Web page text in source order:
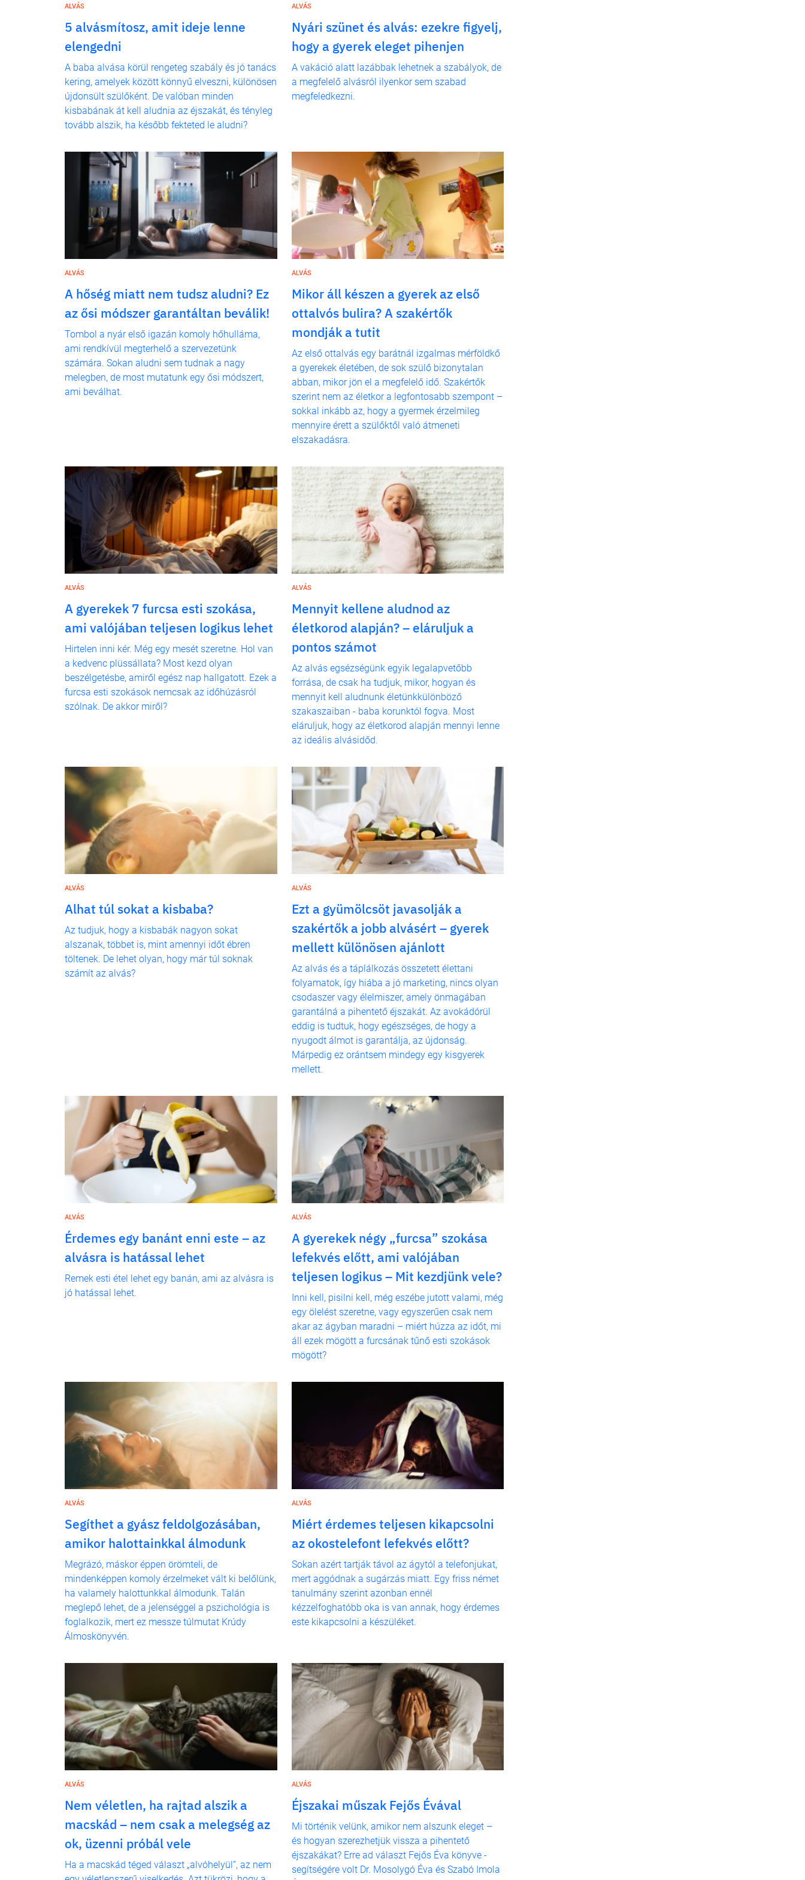
ALVÁS
5 alvásmítosz, amit ideje lenne
elengedni
A baba alvása körül rengeteg szabály és jó tanács
kering, amelyek között könnyű elveszni, különösen
újdonsült szülőként. De valóban minden
kisbabának át kell aludnia az éjszakát, és tényleg
tovább alszik, ha később fekteted le aludni?
ALVÁS
Nyári szünet és alvás: ezekre figyelj,
hogy a gyerek eleget pihenjen
A vakáció alatt lazábbak lehetnek a szabályok, de
a megfelelő alvásról ilyenkor sem szabad
megfeledkezni.
ALVÁS
A hőség miatt nem tudsz aludni? Ez
az ősi módszer garantáltan beválik!
Tombol a nyár első igazán komoly hőhulláma,
ami rendkívül megterhelő a szervezetünk
számára. Sokan aludni sem tudnak a nagy
melegben, de most mutatunk egy ősi módszert,
ami beválhat.
ALVÁS
Mikor áll készen a gyerek az első
ottalvós bulira? A szakértők
mondják a tutit
Az első ottalvás egy barátnál izgalmas mérföldkő
a gyerekek életében, de sok szülő bizonytalan
abban, mikor jön el a megfelelő idő. Szakértők
szerint nem az életkor a legfontosabb szempont –
sokkal inkább az, hogy a gyermek érzelmileg
mennyire érett a szülőktől való átmeneti
elszakadásra.
ALVÁS
A gyerekek 7 furcsa esti szokása,
ami valójában teljesen logikus lehet
Hirtelen inni kér. Még egy mesét szeretne. Hol van
a kedvenc plüssállata? Most kezd olyan
beszélgetésbe, amiről egész nap hallgatott. Ezek a
furcsa esti szokások nemcsak az időhúzásról
szólnak. De akkor miről?
ALVÁS
Mennyit kellene aludnod az
életkorod alapján? – eláruljuk a
pontos számot
Az alvás egsézségünk egyik legalapvetőbb
forrása, de csak ha tudjuk, mikor, hogyan és
mennyit kell aludnunk életünkkülönböző
szakaszaiban - baba korunktól fogva. Most
eláruljuk, hogy az életkorod alapján mennyi lenne
az ideális alvásidőd.
ALVÁS
Alhat túl sokat a kisbaba?
Az tudjuk, hogy a kisbabák nagyon sokat
alszanak, többet is, mint amennyi időt ébren
töltenek. De lehet olyan, hogy már túl soknak
számít az alvás?
ALVÁS
Ezt a gyümölcsöt javasolják a
szakértők a jobb alvásért – gyerek
mellett különösen ajánlott
Az alvás és a táplálkozás összetett élettani
folyamatok, így hiába a jó marketing, nincs olyan
csodaszer vagy élelmiszer, amely önmagában
garantálná a pihentető éjszakát. Az avokádórül
eddig is tudtuk, hogy egészséges, de hogy a
nyugodt álmot is garantálja, az újdonság.
Márpedig ez orántsem mindegy egy kisgyerek
mellett.
ALVÁS
Érdemes egy banánt enni este – az
alvásra is hatással lehet
Remek esti étel lehet egy banán, ami az alvásra is
jó hatással lehet.
ALVÁS
A gyerekek négy „furcsa” szokása
lefekvés előtt, ami valójában
teljesen logikus – Mit kezdjünk vele?
Inni kell, pisilni kell, még eszébe jutott valami, még
egy ölelést szeretne, vagy egyszerűen csak nem
akar az ágyban maradni – miért húzza az időt, mi
áll ezek mögött a furcsának tűnő esti szokások
mögött?
ALVÁS
Segíthet a gyász feldolgozásában,
amikor halottainkkal álmodunk
Megrázó, máskor éppen örömteli, de
mindenképpen komoly érzelmeket vált ki belőlünk,
ha valamely halottunkkal álmodunk. Talán
meglepő lehet, de a jelenséggel a pszichológia is
foglalkozik, mert ez messze túlmutat Krúdy
Álmoskönyvén.
ALVÁS
Miért érdemes teljesen kikapcsolni
az okostelefont lefekvés előtt?
Sokan azért tartják távol az ágytól a telefonjukat,
mert aggódnak a sugárzás miatt. Egy friss német
tanulmány szerint azonban ennél
kézzelfoghatóbb oka is van annak, hogy érdemes
este kikapcsolni a készüléket.
ALVÁS
Nem véletlen, ha rajtad alszik a
macskád – nem csak a melegség az
ok, üzenni próbál vele
Ha a macskád téged választ „alvóhelyül”, az nem
ALVÁS
Éjszakai műszak Fejős Évával
Mi történik velünk, amikor nem alszunk eleget –
és hogyan szerezhetjük vissza a pihentető
éjszakákat? Erre ad választ Fejős Éva könyve -
segítségére volt Dr. Mosolygó Éva és Szabó Imola